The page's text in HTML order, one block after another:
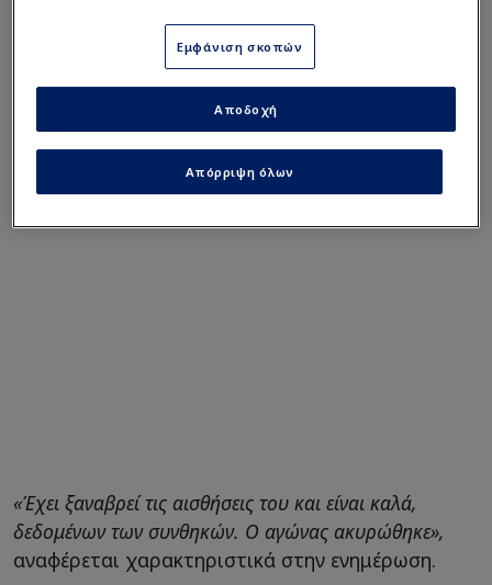
Η επίσημη ανακοίνωση της δανέζικης
Ομοσπονδίας έφερε ανακούφιση στους
φιλάθλους, καθώς γνωστοποίησε πως ο Έρικσεν
ξαναβρήκε τις αισθήσεις του.
«Έχει ξαναβρεί τις αισθήσεις του και είναι καλά,
δεδομένων των συνθηκών. Ο αγώνας ακυρώθηκε»,
αναφέρεται χαρακτηριστικά στην ενημέρωση.
Εμφάνιση σκοπών
Απόρριψη όλων
Αποδοχή